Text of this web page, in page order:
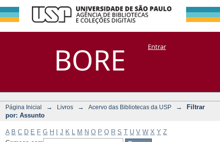
BORE
Filtrar por:
Assunto
DSpace/Manakin + CoriscoEntrar
Página Inicial → Livros → Acervo das Bibliotecas da USP →
Filtrar
por: Assunto
A B C D E F G H J K M N O P Q R S T U V W X Y Z